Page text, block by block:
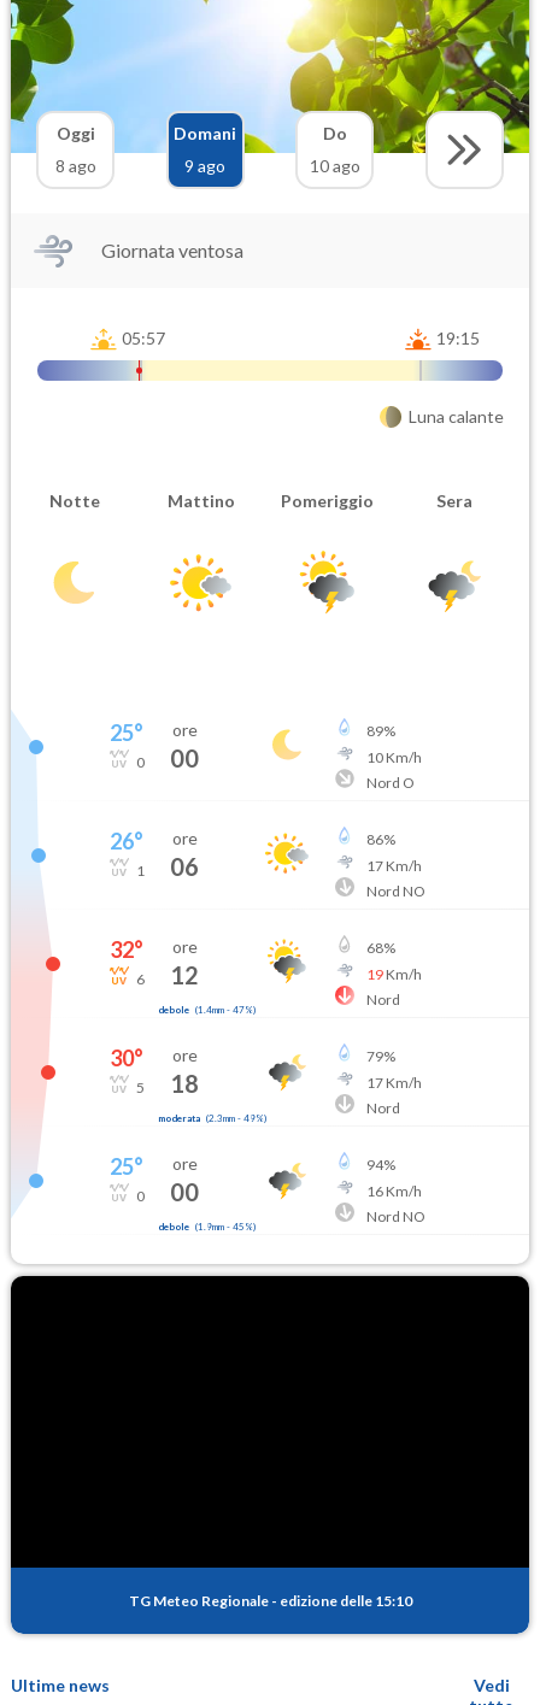
Oggi
8 ago
Domani
9 ago
Do
10 ago
Giornata ventosa
05:57 19:15
Luna calante
Notte Mattino Pomeriggio Sera
25°
0
ore
00
89%
10Km/h
Nord O
26°
1
ore
06
86%
17Km/h
Nord NO
32°
6
ore
12
debole (1.4mm- 47%)
68%
19Km/h
Nord
30°
5
ore
18
moderata (2.3mm- 49%)
79%
17Km/h
Nord
25°
0
ore
00
debole (1.9mm- 45 %)
94%
16Km/h
Nord NO
TG Meteo Regionale - edizione delle 15:10
Ultime news
Vedi